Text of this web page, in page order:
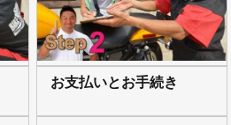
お支払いとお手続き